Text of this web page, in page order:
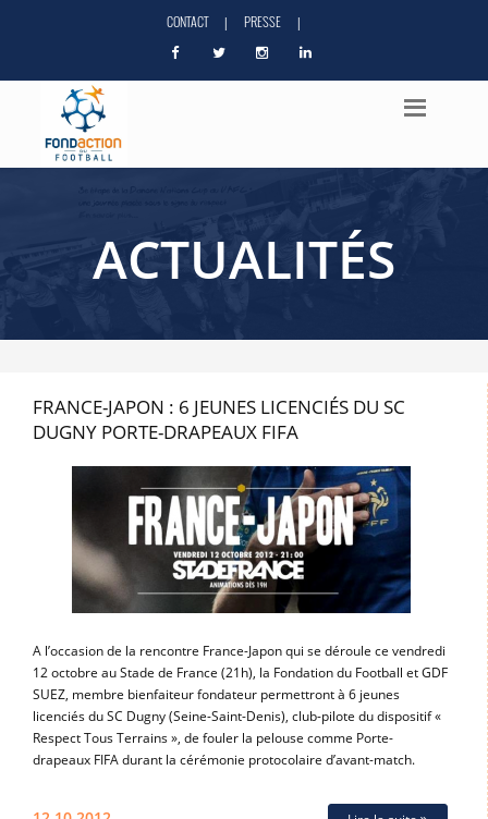
CONTACT | PRESSE |
ACTUALITÉS
FRANCE-JAPON : 6 JEUNES LICENCIÉS DU SC
DUGNY PORTE-DRAPEAUX FIFA
A l’occasion de la rencontre France-Japon qui se déroule ce vendredi
12 octobre au Stade de France (21h), la Fondation du Football et GDF
SUEZ, membre bienfaiteur fondateur permettront à 6 jeunes
licenciés du SC Dugny (Seine-Saint-Denis), club-pilote du dispositif «
Respect Tous Terrains », de fouler la pelouse comme Porte-
drapeaux FIFA durant la cérémonie protocolaire d’avant-match.